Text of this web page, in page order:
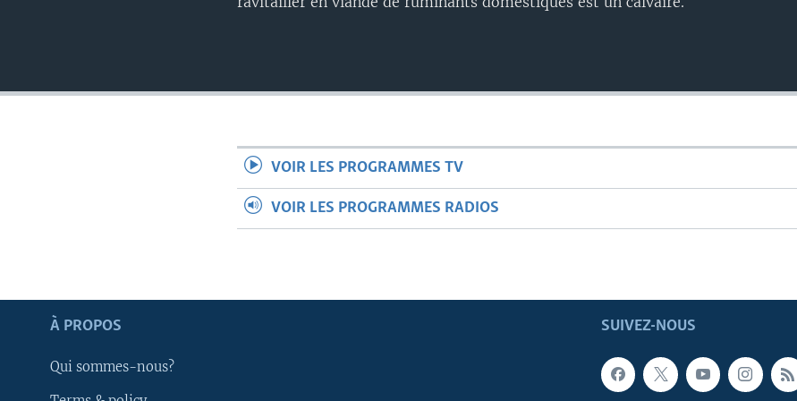
SUIVEZ-NOUS
VOIR LES PROGRAMMES TV
VOIR LES PROGRAMMES RADIOS
SUIVEZ-NOUS
À PROPOS
Qui sommes-nous?